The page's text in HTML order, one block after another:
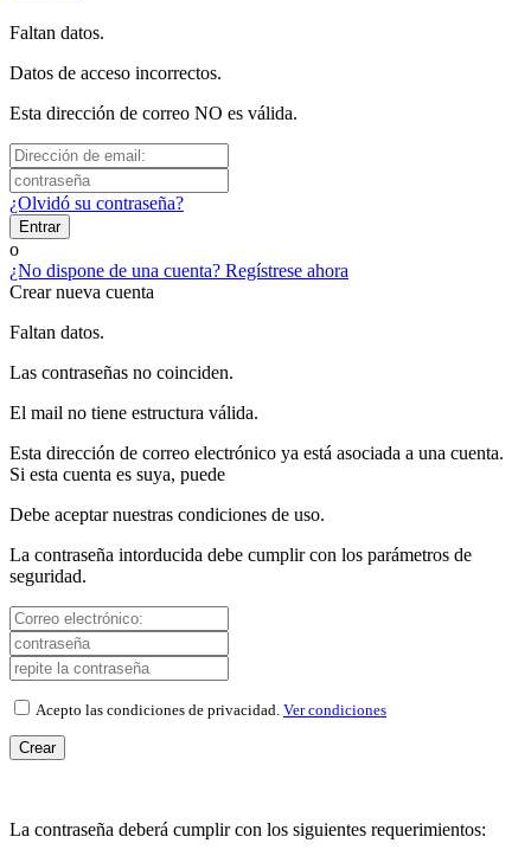
Faltan datos.
Datos de acceso incorrectos.
Esta dirección de correo NO es válida.
¿Olvidó su contraseña?
Entrar
o
¿No dispone de una cuenta? Regístrese ahora
Crear nueva cuenta
Faltan datos.
Las contraseñas no coinciden.
El mail no tiene estructura válida.
Esta dirección de correo electrónico ya está asociada a una cuenta.
Si esta cuenta es suya, puede
Debe aceptar nuestras condiciones de uso.
La contraseña intorducida debe cumplir con los parámetros de
seguridad.
Acepto las condiciones de privacidad. Ver condiciones
Crear
La contraseña deberá cumplir con los siguientes requerimientos: